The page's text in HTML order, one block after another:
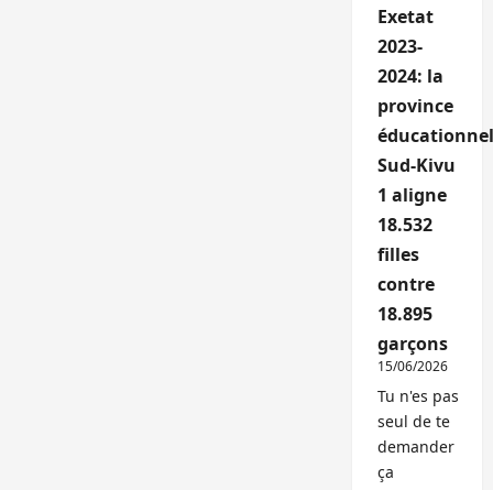
Exetat
2023-
2024: la
province
Sud-Kivu
1 aligne
18.532
filles
contre
18.895
garçons
15/06/2026
Tu n'es pas
seul de te
demander
ça